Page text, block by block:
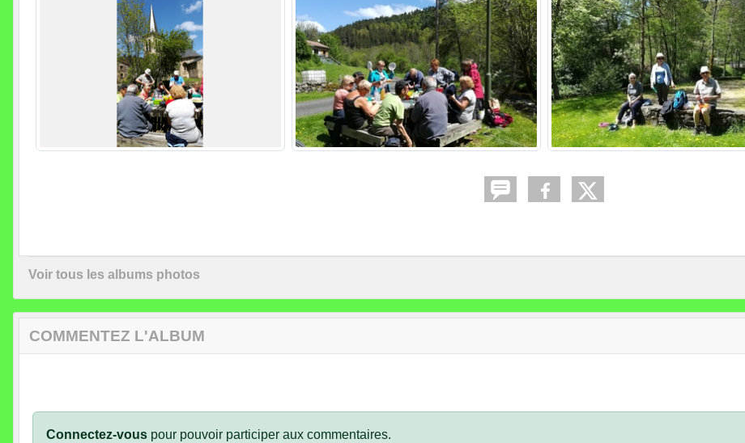
Voir tous les albums photos
COMMENTEZ L'ALBUM
Connectez-vous pour pouvoir participer aux commentaires.